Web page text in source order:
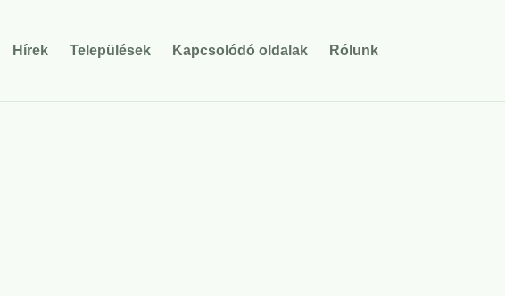
Hírek Települések Kapcsolódó oldalak Rólunk